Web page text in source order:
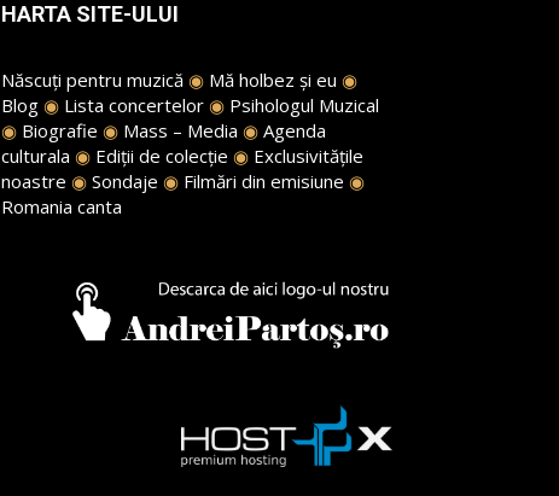
HARTA SITE-ULUI
Născuți pentru muzică ◉ Mă holbez și eu ◉
Blog ◉ Lista concertelor ◉ Psihologul Muzical
◉ Biografie ◉ Mass – Media ◉ Agenda
culturala ◉ Ediții de colecție ◉ Exclusivitățile
noastre ◉ Sondaje ◉ Filmări din emisiune ◉
Romania canta